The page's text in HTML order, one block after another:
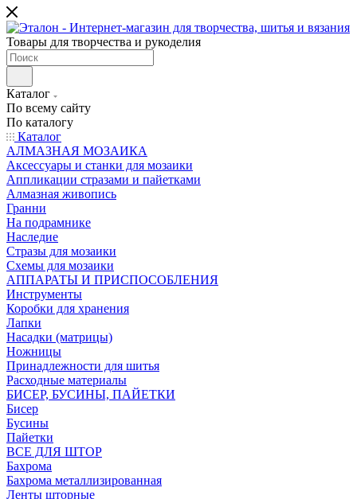
Товары для творчества и рукоделия
Каталог
По всему сайту
По каталогу
Каталог
АЛМАЗНАЯ МОЗАИКА
Аксессуары и станки для мозаики
Аппликации стразами и пайетками
Алмазная живопись
Гранни
На подрамнике
Наследие
Стразы для мозаики
Схемы для мозаики
АППАРАТЫ И ПРИСПОСОБЛЕНИЯ
Инструменты
Коробки для хранения
Лапки
Насадки (матрицы)
Ножницы
Принадлежности для шитья
Расходные материалы
БИСЕР, БУСИНЫ, ПАЙЕТКИ
Бисер
Бусины
Пайетки
ВСЕ ДЛЯ ШТОР
Бахрома
Бахрома металлизированная
Ленты шторные